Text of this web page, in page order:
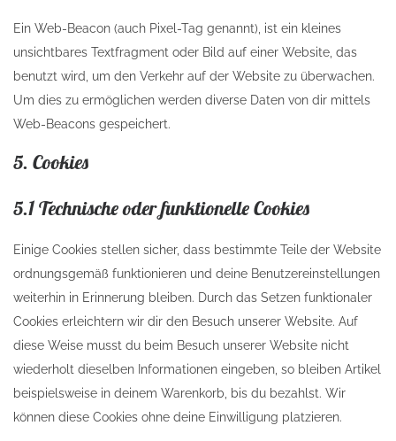
Ein Web-Beacon (auch Pixel-Tag genannt), ist ein kleines
unsichtbares Textfragment oder Bild auf einer Website, das
benutzt wird, um den Verkehr auf der Website zu überwachen.
Um dies zu ermöglichen werden diverse Daten von dir mittels
Web-Beacons gespeichert.
5. Cookies
5.1 Technische oder funktionelle Cookies
Einige Cookies stellen sicher, dass bestimmte Teile der Website
ordnungsgemäß funktionieren und deine Benutzereinstellungen
weiterhin in Erinnerung bleiben. Durch das Setzen funktionaler
Cookies erleichtern wir dir den Besuch unserer Website. Auf
diese Weise musst du beim Besuch unserer Website nicht
wiederholt dieselben Informationen eingeben, so bleiben Artikel
beispielsweise in deinem Warenkorb, bis du bezahlst. Wir
können diese Cookies ohne deine Einwilligung platzieren.